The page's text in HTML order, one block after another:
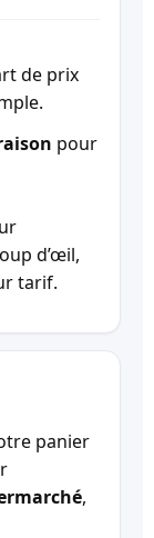
de prix
pour
d’œil,
tarif.
panier
,